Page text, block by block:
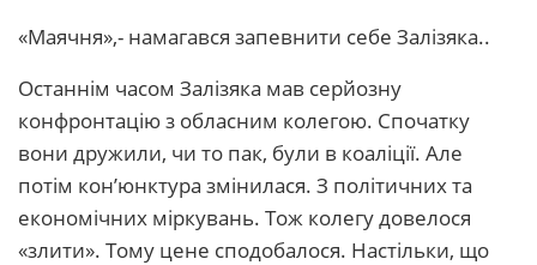
«Маячня»,- намагався запевнити себе Залізяка..
Останнім часом Залізяка мав серйозну
конфронтацію з обласним колегою. Спочатку
вони дружили, чи то пак, були в коаліції. Але
потім кон’юнктура змінилася. З політичних та
економічних міркувань. Тож колегу довелося
«злити». Тому цене сподобалося. Настільки, що